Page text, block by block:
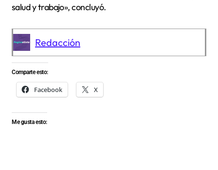
salud y trabajo», concluyó.
Redacción
Comparte esto:
Facebook X
Me gusta esto: